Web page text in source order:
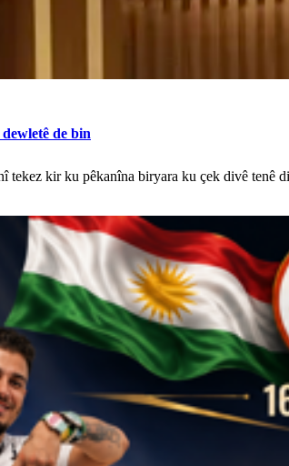
de bin
tekez kir ku pêkanîna biryara ku çek divê tenê